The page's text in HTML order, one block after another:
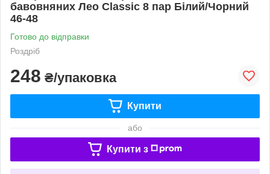
бавовняних Лео Classic 8 пар Білий/Чорний
46-48
Готово до відправки
Роздріб
248 ₴/упаковка
Купити
або
Купити з